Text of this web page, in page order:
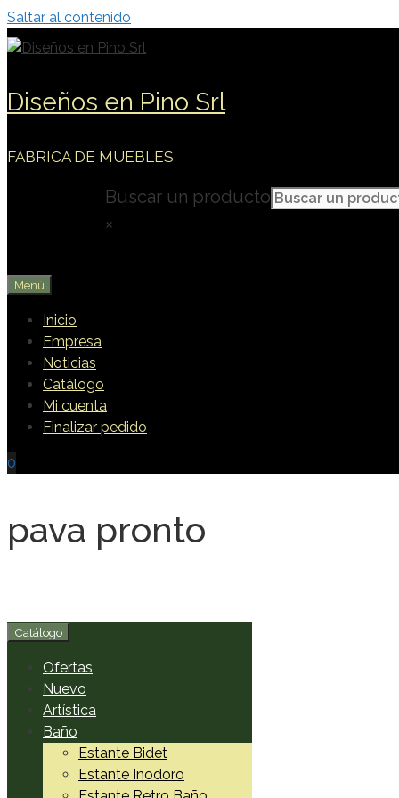
Saltar al contenido
Diseños en Pino Srl
FABRICA DE MUEBLES
Buscar un producto
×
Menú
Inicio
Empresa
Noticias
Catálogo
Mi cuenta
Finalizar pedido
0
pava pronto
Catálogo
Ofertas
Nuevo
Artística
Baño
Estante Bidet
Estante Inodoro